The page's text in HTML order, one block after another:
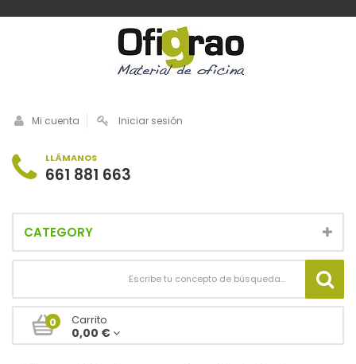
Mi cuenta Iniciar sesión
LLÁMANOS
661 881 663
CATEGORY
0 Carrito
0,00 €